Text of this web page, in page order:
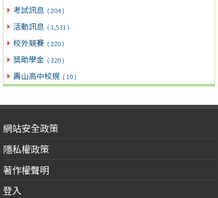
考試訊息 ( 204 )
活動訊息 ( 1,531 )
校外競賽 ( 220 )
獎助學金 ( 320 )
壽山高中校規 ( 10 )
網站安全政策
隱私權政策
著作權聲明
登入